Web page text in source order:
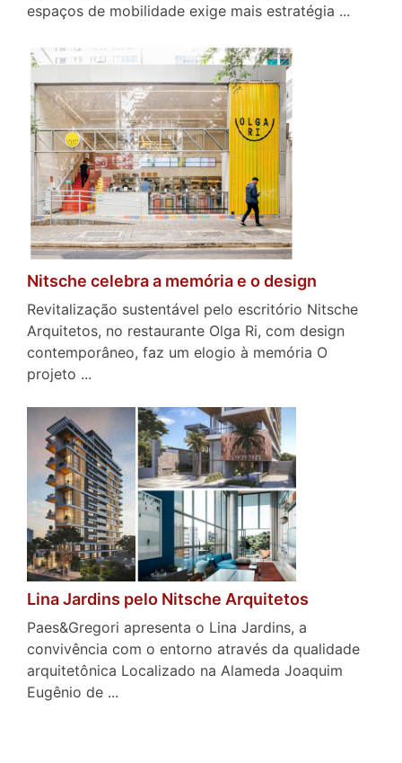
espaços de mobilidade exige mais estratégia ...
Nitsche celebra a memória e o design
Revitalização sustentável pelo escritório Nitsche
Arquitetos, no restaurante Olga Ri, com design
contemporâneo, faz um elogio à memória O
projeto ...
Lina Jardins pelo Nitsche Arquitetos
Paes&Gregori apresenta o Lina Jardins, a
convivência com o entorno através da qualidade
arquitetônica Localizado na Alameda Joaquim
Eugênio de ...